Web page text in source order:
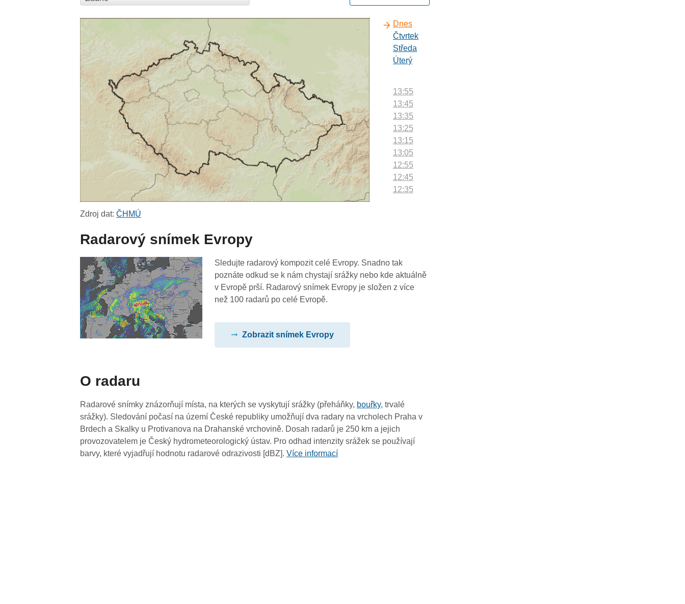
Dnes
Čtvrtek
Středa
Úterý
13:55
13:45
13:35
13:25
13:15
13:05
12:55
12:45
12:35
11:35
11:25
11:15
09:35
09:25
09:15
09:05
Zdroj dat:ČHMÚ
Radarový snímek Evropy
Sledujte radarový kompozit celé Evropy. Snadno tak
poznáte odkud se k nám chystají srážky nebo kde aktuálně
v Evropě prší. Radarový snímek Evropy je složen z více
než 100 radarů po celé Evropě.
Zobrazit snímek Evropy
O radaru
Radarové snímky znázorňují místa, na kterých se vyskytují srážky (přeháňky, bouřky, trvalé
srážky). Sledování počasí na území České republiky umožňují dva radary na vrcholech Praha v
Brdech a Skalky u Protivanova na Drahanské vrchovině. Dosah radarů je 250 km a jejich
provozovatelem je Český hydrometeorologický ústav. Pro odhad intenzity srážek se používají
barvy, které vyjadřují hodnotu radarové odrazivosti [dBZ].Více informací